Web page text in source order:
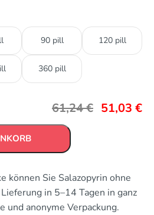
90 pill 120 pill
360 pill
61,24€ 51,03 €
können Sie Salazopyrin ohne
in 5–14 Tagen in ganz
und anonyme Verpackung.